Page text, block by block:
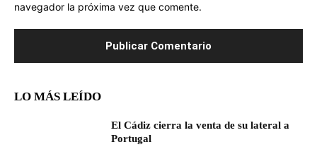
navegador la próxima vez que comente.
LO MÁS LEÍDO
El Cádiz cierra la venta de su lateral a
Portugal